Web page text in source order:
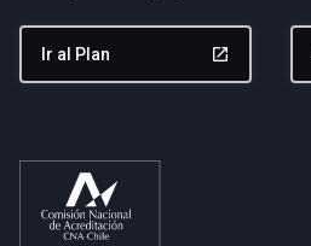
Ir al Plan launch